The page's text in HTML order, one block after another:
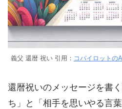
義父 還暦 祝い 引用： コパイロットのAI
還暦祝いのメッセージを書
ち」と「相手を思いやる言